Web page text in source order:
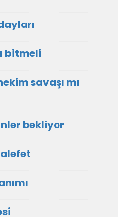
bitmeli
savaşı mı
bekliyor